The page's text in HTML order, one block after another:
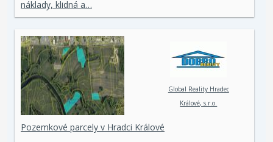
náklady, klidná a…
Global Reality Hradec
Králové, s.r.o.
Pozemkové parcely v Hradci Králové